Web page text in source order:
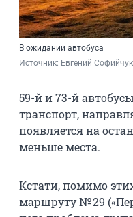
В ожидании автобуса
Источник: Евгений
59-й и 73-й
транспорт,
появляется на
меньше места.
Кстати, помимо
маршруту № 29